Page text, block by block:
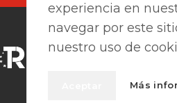
experiencia en
navegar por este
nuestro uso de
Más